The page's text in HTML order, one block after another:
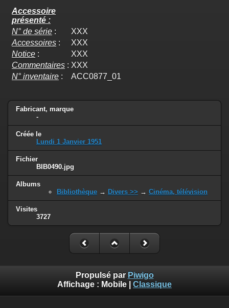
Accessoire
présenté :
N° de série :
XXX
Accessoires :
XXX
Notice :
XXX
Commentaires : XXX
N° inventaire : ACC0877_01
Fabricant, marque
-
Créée le
Lundi 1 Janvier 1951
Fichier
BIB0490.jpg
Albums
Bibliothèque → Divers >> → Cinéma, télévision
Visites
3727
Propulsé par Piwigo
Affichage : Mobile Classique